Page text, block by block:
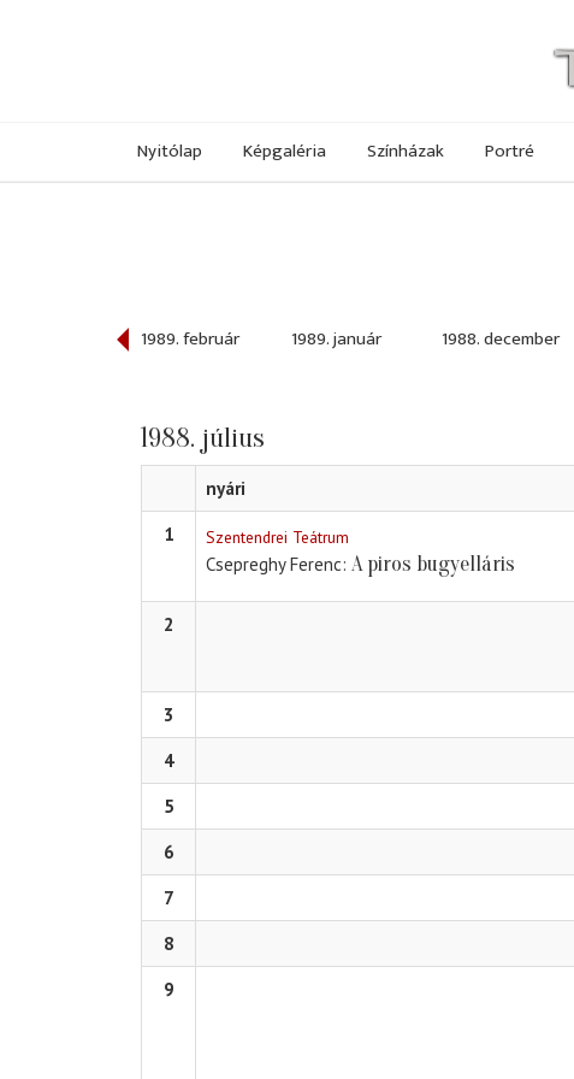
Nyitólap Képgaléria Színházak Portré
1989. február 1989. január 1988. december
1988. július
nyári
1
Szentendrei Teátrum
Csepreghy Ferenc A piros bugyelláris
2
3
4
5
6
7
8
9